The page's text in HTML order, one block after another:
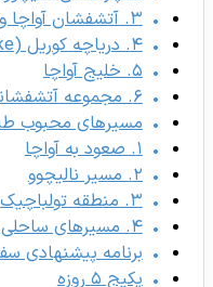
۳. آتشفشان آواچا و کوریایسکی
۴. دریاچه کوریل (Kuril Lake)
۵. خلیج آواچا
۶. مجموعه آتشفشانی تولباچیک
مسیرهای محبوب
۱. صعود به آواچا
۲. مسیر نالیچوو
۳. منطقه تولباچیک
۴. مسیر‌های ساحلی خلیج آواچا
برنامه پیشنهادی سفر
پکیج ۵ روزه